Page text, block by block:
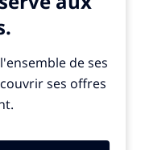
livres et
mais
depuis plus de vingt
tant au niveau
notamment à